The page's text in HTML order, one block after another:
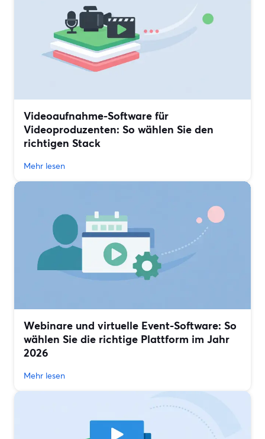
Videoaufnahme-Software für
Videoproduzenten: So wählen Sie den
richtigen Stack
Mehr lesen
Webinare und virtuelle Event-Software: So
wählen Sie die richtige Plattform im Jahr
2026
Mehr lesen